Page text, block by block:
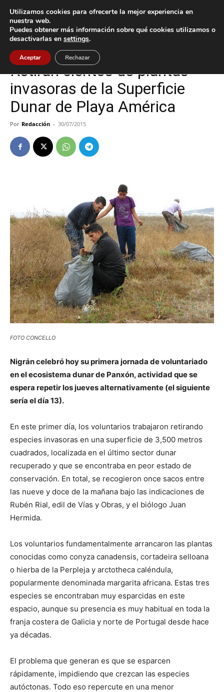
Inicio Nigrán
Nigrán
Retiran cientos de plantas
invasoras de la Superficie
Dunar de Playa América
Por Redacción - 30/07/2015
FOTO CONCELLO
Nigrán celebró hoy su primera jornada de voluntariado
en el ecosistema dunar de Panxón, actividad que se
espera repetir los jueves alternativamente (el siguiente
sería el día 13).
En este primer día, los voluntarios trabajaron retirando
especies invasoras en una superficie de 3,500 metros
cuadrados, localizada en el último sector dunar
recuperado y que se encontraba en peor estado de
conservación. En total, se recogieron once sacos entre
las nueve y doce de la mañana bajo las indicaciones de
Rubén Rial, edil de Vías y Obras, y el biólogo Juan
Hermida.
Los voluntarios fundamentalmente arrancaron las plantas
conocidas como conyza canadensis, cortadeira selloana
o hierba de la Perpleja y arctotheca caléndula,
popularmente denominada margarita africana. Estas tres
especies se encontraban muy esparcidas en este
espacio, aunque su presencia es muy habitual en toda la
franja costera de Galicia y norte de Portugal desde hace
ya décadas.
El problema que generan es que se esparcen
rápidamente, impidiendo que crezcan las especies
autóctonas. Todo eso repercute en una menor
Utilizamos cookies para ofrecerte la mejor experiencia en
nuestra web.
Puedes obtener más información sobre qué cookies utilizamos o
desactivarlas en settings.
Aceptar Rechazar